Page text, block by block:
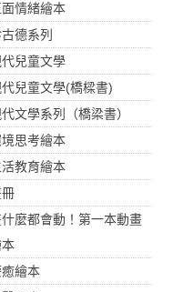
面情緒繪本
德系列
兒童文學
兒童文學(橋樑書)
文學系列（橋梁書）
思考繪本
活教育繪本
麼都會動！第一本動畫
繪本